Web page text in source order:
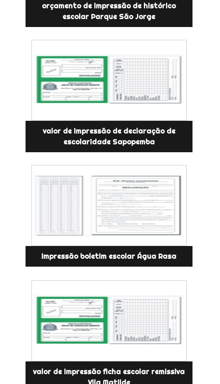
orçamento de impressão de histórico
escolar Parque São Jorge
valor de impressão de declaração de
escolaridade Sapopemba
impressão boletim escolar Água Rasa
valor de impressão ficha escolar remissiva